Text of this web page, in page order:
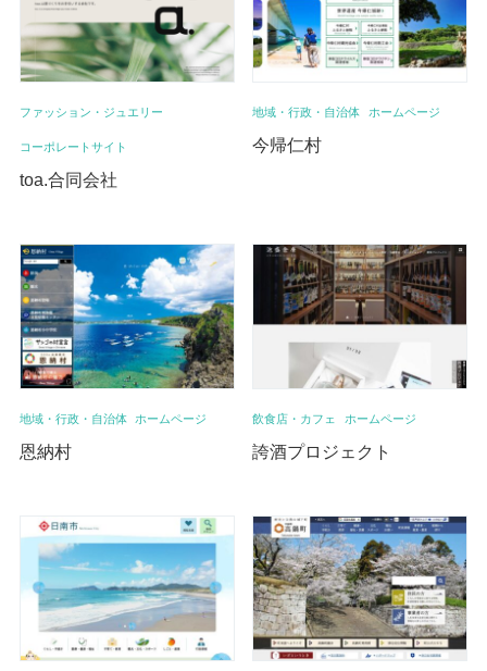
ファッション・ジュエリー
コーポレートサイト
toa.合同会社
地域・行政・自治体 ホームページ
今帰仁村
地域・行政・自治体 ホームページ
恩納村
飲食店・カフェ ホームページ
誇酒プロジェクト